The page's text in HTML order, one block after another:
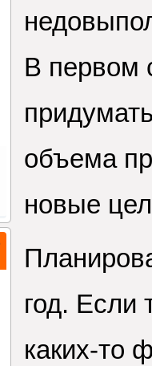
В первом
объема
новые
год. Если
каких-то